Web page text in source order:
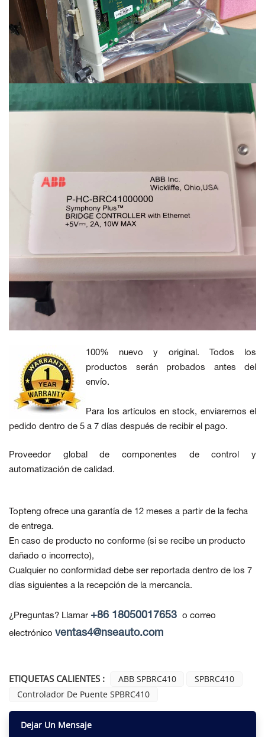
100% nuevo y original. Todos los
productos serán probados antes del
envío.
Para los artículos en stock, enviaremos el
pedido dentro de 5 a 7 días después de recibir el pago.
Proveedor global de componentes de control y
automatización de calidad.
Topteng ofrece una garantía de 12 meses a partir de la fecha
de entrega.
En caso de producto no conforme (si se recibe un producto
dañado o incorrecto),
Cualquier no conformidad debe ser reportada dentro de los 7
días siguientes a la recepción de la mercancía.
¿Preguntas? Llamar +86 18050017653 o correo
electrónico ventas4@nseauto.com
ETIQUETAS CALIENTES : ABB SPBRC410
SPBRC410
Controlador De Puente SPBRC410
Dejar Un Mensaje